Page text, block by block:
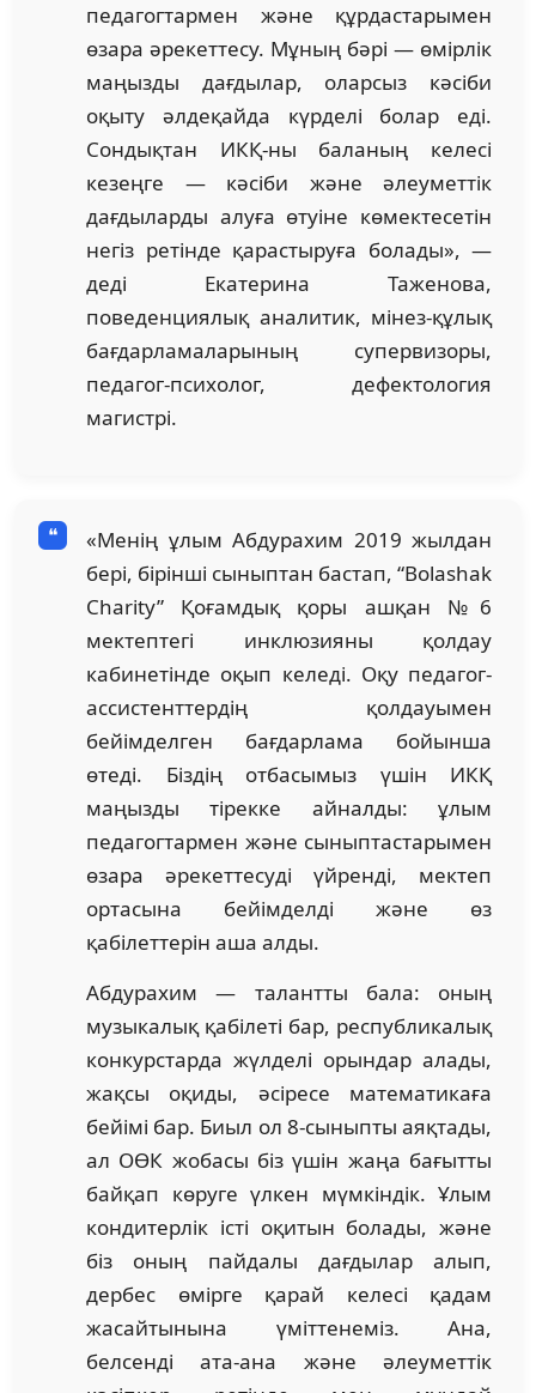
педагогтармен және құрдастарымен
өзара әрекеттесу. Мұның бәрі — өмірлік
маңызды дағдылар, оларсыз кәсіби
оқыту әлдеқайда күрделі болар еді.
Сондықтан ИКҚ-ны баланың келесі
кезеңге — кәсіби және әлеуметтік
дағдыларды алуға өтуіне көмектесетін
негіз ретінде қарастыруға болады», —
деді Екатерина Таженова,
поведенциялық аналитик, мінез-құлық
бағдарламаларының супервизоры,
педагог-психолог, дефектология
магистрі.
«Менің ұлым Абдурахим 2019 жылдан
бері, бірінші сыныптан бастап, “Bolashak
Charity” Қоғамдық қоры ашқан №6
мектептегі инклюзияны қолдау
кабинетінде оқып келеді. Оқу педагог-
ассистенттердің қолдауымен
бейімделген бағдарлама бойынша
өтеді. Біздің отбасымыз үшін ИКҚ
маңызды тірекке айналды: ұлым
педагогтармен және сыныптастарымен
өзара әрекеттесуді үйренді, мектеп
ортасына бейімделді және өз
қабілеттерін аша алды.
Абдурахим — талантты бала: оның
музыкалық қабілеті бар, республикалық
конкурстарда жүлделі орындар алады,
жақсы оқиды, әсіресе математикаға
бейімі бар. Биыл ол 8-сыныпты аяқтады,
ал ОӨК жобасы біз үшін жаңа бағытты
байқап көруге үлкен мүмкіндік. Ұлым
кондитерлік істі оқитын болады, және
біз оның пайдалы дағдылар алып,
дербес өмірге қарай келесі қадам
жасайтынына үміттенеміз. Ана,
белсенді ата-ана және әлеуметтік